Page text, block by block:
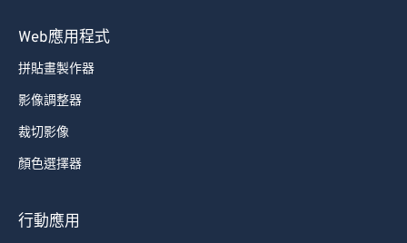
Web應用程式
拼貼畫製作器
影像調整器
裁切影像
顏色選擇器
行動應用